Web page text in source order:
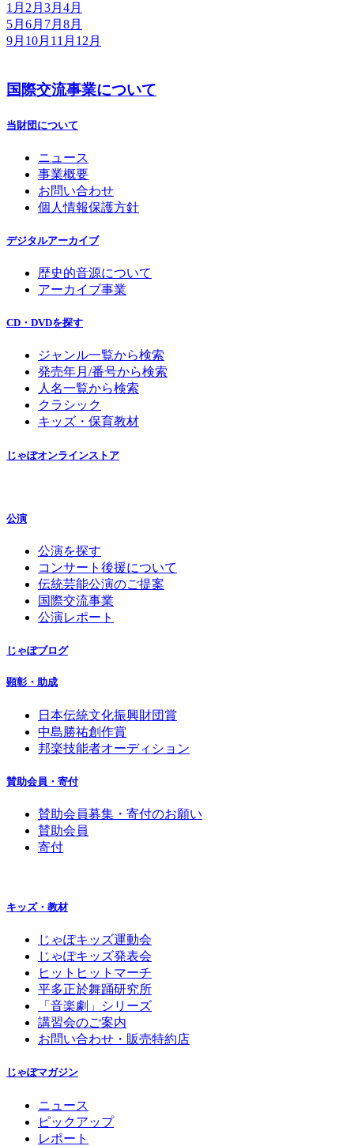
1月 2月 3月 4月
5月 6月 7月 8月
9月 10月 11月 12月
国際交流事業について
当財団について
ニュース
事業概要
お問い合わせ
個人情報保護方針
デジタルアーカイブ
歴史的音源について
アーカイブ事業
CD・DVDを探す
ジャンル一覧から検索
発売年月/番号から検索
人名一覧から検索
クラシック
キッズ・保育教材
じゃぽオンラインストア
公演
公演を探す
コンサート後援について
伝統芸能公演のご提案
国際交流事業
公演レポート
じゃぽブログ
顕彰・助成
日本伝統文化振興財団賞
中島勝祐創作賞
邦楽技能者オーディション
賛助会員・寄付
賛助会員募集・寄付のお願い
賛助会員
寄付
キッズ・教材
じゃぽキッズ運動会
じゃぽキッズ発表会
ヒットヒットマーチ
平多正於舞踊研究所
「音楽劇」シリーズ
講習会のご案内
お問い合わせ・販売特約店
じゃぽマガジン
ニュース
ピックアップ
レポート